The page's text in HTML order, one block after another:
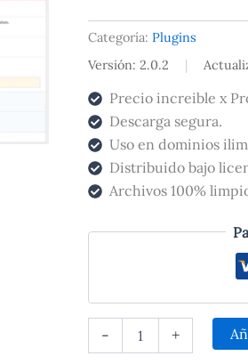
Categoría:Plugins
Versión: 2.0.2
|
Precio increible x
Descarga segura.
Uso en dominios
Distribuido bajo
Archivos 100%
-
cantidad
+